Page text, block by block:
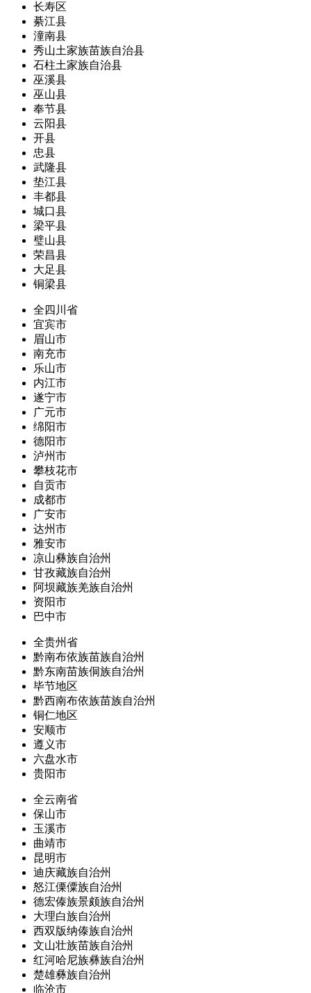
长寿区
綦江县
潼南县
秀山土家族苗族自治县
石柱土家族自治县
巫溪县
巫山县
奉节县
云阳县
开县
忠县
武隆县
垫江县
丰都县
城口县
梁平县
璧山县
荣昌县
大足县
铜梁县
全四川省
宜宾市
眉山市
南充市
乐山市
内江市
遂宁市
广元市
绵阳市
德阳市
泸州市
攀枝花市
自贡市
成都市
广安市
达州市
雅安市
凉山彝族自治州
甘孜藏族自治州
阿坝藏族羌族自治州
资阳市
巴中市
全贵州省
黔南布依族苗族自治州
黔东南苗族侗族自治州
毕节地区
黔西南布依族苗族自治州
铜仁地区
安顺市
遵义市
六盘水市
贵阳市
全云南省
保山市
玉溪市
曲靖市
昆明市
迪庆藏族自治州
怒江傈僳族自治州
德宏傣族景颇族自治州
大理白族自治州
西双版纳傣族自治州
文山壮族苗族自治州
红河哈尼族彝族自治州
楚雄彝族自治州
临沧市